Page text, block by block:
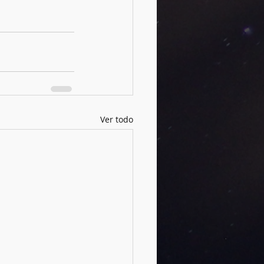
Ver todo